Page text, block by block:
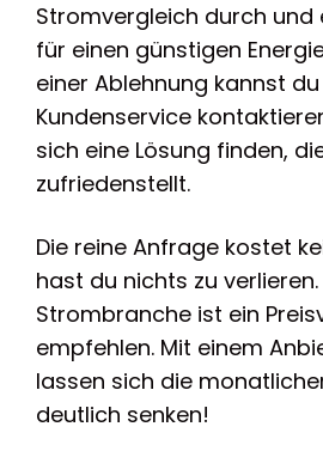
Stromvergleich durch und
für einen günstigen
einer Ablehnung kannst
Kundenservice
sich eine Lösung finden,
zufriedenstellt.
Die reine Anfrage kostet
hast du nichts zu
Strombranche ist ein
empfehlen. Mit einem
lassen sich die
deutlich senken!